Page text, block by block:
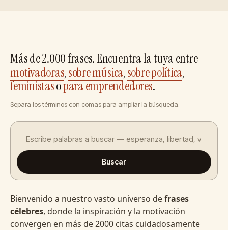
Más de 2.000 frases. Encuentra la tuya entre
motivadoras,sobre música,sobre política,
feministasopara emprendedores.
Separa los términos con comas para ampliar la búsqueda.
Buscar
Bienvenido a nuestro vasto universo defrases
célebres, donde la inspiración y la motivación
convergen en más de 2000 citas cuidadosamente